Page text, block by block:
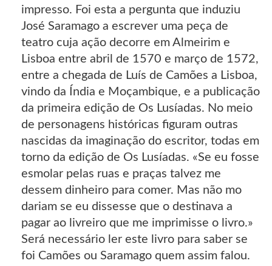
impresso. Foi esta a pergunta que induziu
José Saramago a escrever uma peça de
teatro cuja ação decorre em Almeirim e
Lisboa entre abril de 1570 e março de 1572,
entre a chegada de Luís de Camões a Lisboa,
vindo da Índia e Moçambique, e a publicação
da primeira edição de Os Lusíadas. No meio
de personagens históricas figuram outras
nascidas da imaginação do escritor, todas em
torno da edição de Os Lusíadas. «Se eu fosse
esmolar pelas ruas e praças talvez me
dessem dinheiro para comer. Mas não mo
dariam se eu dissesse que o destinava a
pagar ao livreiro que me imprimisse o livro.»
Será necessário ler este livro para saber se
foi Camões ou Saramago quem assim falou.